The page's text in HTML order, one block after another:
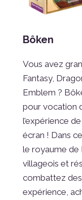
Bôken
Vous avez
Fantasy,
Emblem ?
pour vocation
l’expérience
écran ! Dans
le royaume de
villageois et
combattez
expérience,